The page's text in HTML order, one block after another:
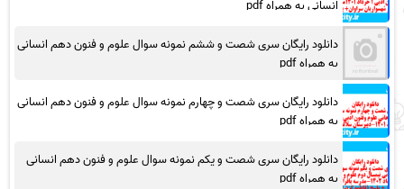
انسانی به همراه pdf
دانلود رایگان سری شصت و ششم نمونه سوال علوم و فنون دهم انسانی
به همراه pdf
دانلود رایگان سری شصت و چهارم نمونه سوال علوم و فنون دهم انسانی
به همراه pdf
دانلود رایگان سری شصت و یکم نمونه سوال علوم و فنون دهم انسانی
به همراه pdf